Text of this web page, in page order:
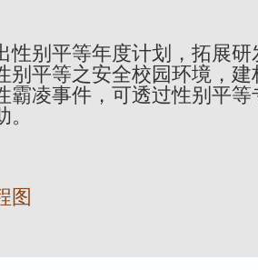
性别平等年度计划，拓展
别平等之安全校园环境，
霸凌事件，可透过性别平
图